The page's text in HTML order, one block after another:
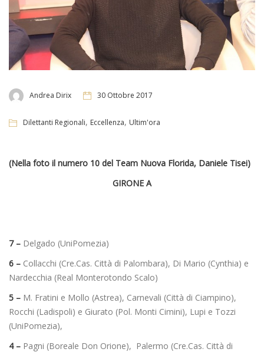
Andrea Dirix 30 Ottobre 2017
Dilettanti Regionali, Eccellenza, Ultim'ora
(Nella foto il numero 10 del Team Nuova Florida, Daniele Tisei)
GIRONE A
7 – Delgado (UniPomezia)
6 – Collacchi (Cre.Cas. Città di Palombara), Di Mario (Cynthia) e
Nardecchia (Real Monterotondo Scalo)
5 – M. Fratini e Mollo (Astrea), Carnevali (Città di Ciampino),
Rocchi (Ladispoli) e Giurato (Pol. Monti Cimini), Lupi e Tozzi
(UniPomezia),
4 – Pagni (Boreale Don Orione), Palermo (Cre.Cas. Città di